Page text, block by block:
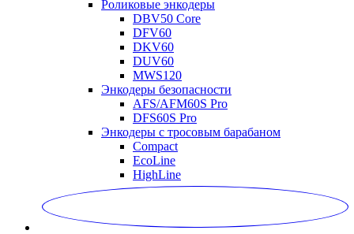
Роликовые энкодеры
DBV50 Core
DFV60
DKV60
DUV60
MWS120
Энкодеры безопасности
AFS/AFM60S Pro
DFS60S Pro
Энкодеры с тросовым барабаном
Compact
EcoLine
HighLine